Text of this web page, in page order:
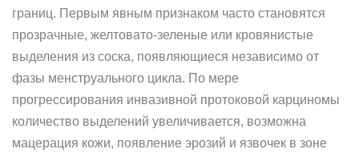
границ. Первым явным признаком часто становятся
прозрачные, желтовато-зеленые или кровянистые
выделения из соска, появляющиеся независимо от
фазы менструального цикла. По мере
прогрессирования инвазивной протоковой карциномы
количество выделений увеличивается, возможна
мацерация кожи, появление эрозий и язвочек в зоне